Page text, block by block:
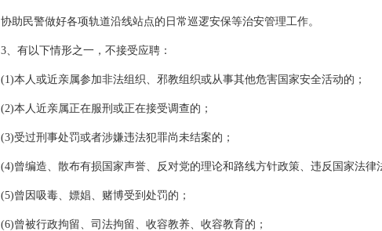
协助民警做好各项轨道沿线站点的日常巡逻安保等治安管理工作。
3、有以下情形之一，不接受应聘：
(1)本人或近亲属参加非法组织、邪教组织或从事其他危害国家安全活动的；
(2)本人近亲属正在服刑或正在接受调查的；
(3)受过刑事处罚或者涉嫌违法犯罪尚未结案的；
(4)曾编造、散布有损国家声誉、反对党的理论和路线方针政策、违反国家法律
(5)曾因吸毒、嫖娼、赌博受到处罚的；
(6)曾被行政拘留、司法拘留、收容教养、收容教育的；